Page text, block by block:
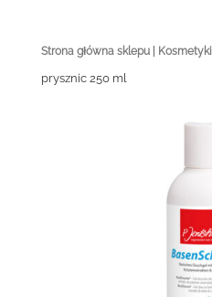
Strona główna sklepu| Kosmetyki
prysznic 250 ml